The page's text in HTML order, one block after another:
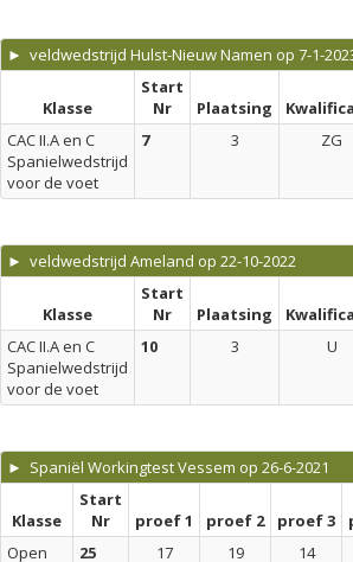
► veldwedstrijd Hulst-Nieuw Namen op 7-1-
Klasse
Start
Nr
Plaatsing
CAC II.A en C
Spanielwedstrijd
voor de voet
7 3 ZG
► veldwedstrijd Ameland op 22-10-2022
Klasse
Start
Nr
Plaatsing
CAC II.A en C
Spanielwedstrijd
voor de voet
10 3 U
► Spaniël Workingtest Vessem op 26-6-2021
Klasse
Start
Nr
proef 1 proef 2 proef 3
Open
25 17 19 14